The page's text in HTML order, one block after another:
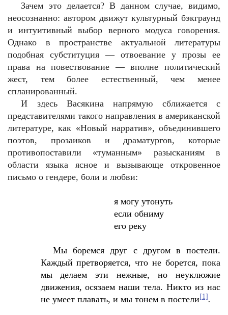
Зачем это делается? В данном случае, видимо,
неосознанно: автором движут культурный бэкграунд
и интуитивный выбор верного модуса говорения.
Однако в пространстве актуальной литературы
подобная субституция — отвоевание у прозы ее
права на повествование — вполне политический
жест, тем более естественный, чем менее
спланированный.
И здесь Васякина напрямую сближается с
представителями такого направления в американской
литературе, как «Новый нарратив», объединившего
поэтов, прозаиков и драматургов, которые
противопоставили «туманным» разысканиям в
области языка ясное и вызывающе откровенное
письмо о гендере, боли и любви:
я могу утонуть
если обниму
его реку
Мы боремся друг с другом в постели.
Каждый претворяется, что не борется, пока
мы делаем эти нежные, но неуклюжие
движения, осязаем наши тела. Никто из нас
не умеет плавать, и мы тонем в постели [1].